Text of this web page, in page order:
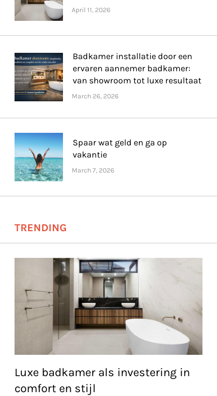
Badkamer installatie door een
ervaren aannemer badkamer:
van showroom tot luxe resultaat
Spaar wat geld en ga op
vakantie
TRENDING
Luxe badkamer als investering in
comfort en stijl